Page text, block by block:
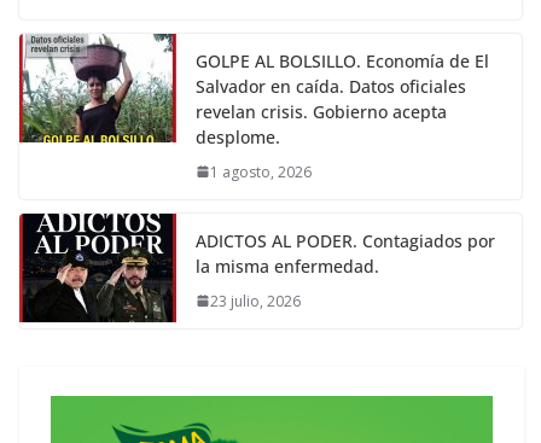
GOLPE AL BOLSILLO. Economía de El
Salvador en caída. Datos oficiales
revelan crisis. Gobierno acepta
desplome.
1 agosto, 2026
ADICTOS AL PODER. Contagiados por
la misma enfermedad.
23 julio, 2026